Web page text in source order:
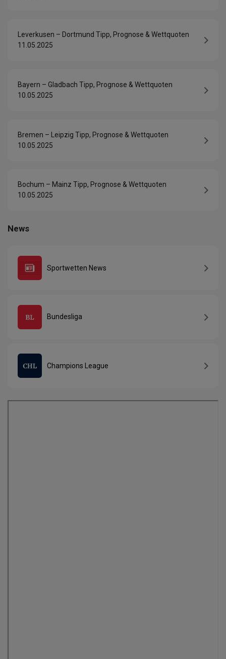
Leverkusen – Dortmund Tipp, Prognose & Wettquoten
11.05.2025
Bayern – Gladbach Tipp, Prognose & Wettquoten
10.05.2025
Bremen – Leipzig Tipp, Prognose & Wettquoten
10.05.2025
Bochum – Mainz Tipp, Prognose & Wettquoten
10.05.2025
News
Sportwetten News
Bundesliga
Champions League